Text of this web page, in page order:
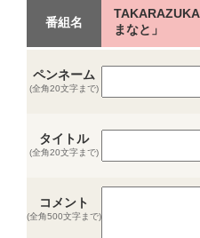
番組名
まなと」
ペンネーム
(全角20文字まで)
タイトル
(全角20文字まで)
コメント
(全角500文字まで)